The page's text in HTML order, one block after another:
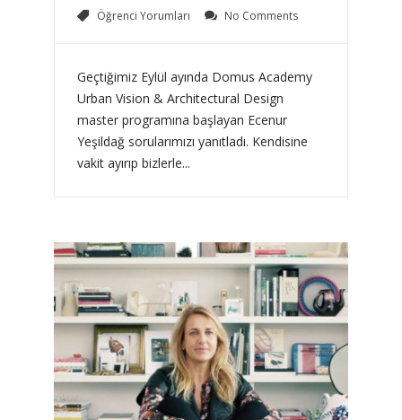
Öğrenci Yorumları No Comments
Geçtiğimiz Eylül ayında Domus Academy
Urban Vision & Architectural Design
master programına başlayan Ecenur
Yeşildağ sorularımızı yanıtladı. Kendisine
vakit ayırıp bizlerle...